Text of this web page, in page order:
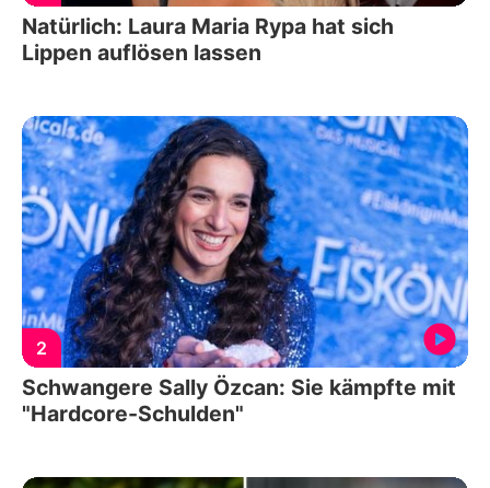
Natürlich: Laura Maria Rypa hat sich
Lippen auflösen lassen
2
Schwangere Sally Özcan: Sie kämpfte mit
"Hardcore-Schulden"